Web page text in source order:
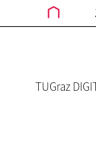
TUGraz